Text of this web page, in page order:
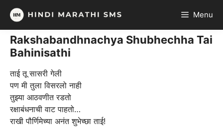
Skip
content
Menu
Rakshabandhnachya Shubhechha Tai
Bahinisathi
ताई तू सासरी गेली
पण मी तुला विसरलो नाही
तुझ्या आठवणीत रडतो
रक्षाबंधनाची वाट पाहतो…
राखी पौर्णिमेच्या अनंत शुभेच्छा ताई!